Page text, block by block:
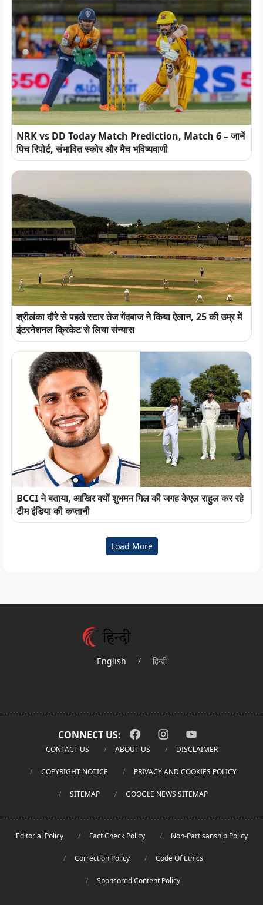
NRK vs DD Today Match Prediction, Match 6 – जानें
पिच रिपोर्ट, संभावित स्कोर और मैच भविष्यवाणी
श्रीलंका दौरे से पहले स्टार तेज गेंदबाज ने किया ऐलान, 25 की उम्र में
इंटरनेशनल क्रिकेट से लिया संन्यास
BCCI ने बताया, आखिर क्यों शुभमन गिल की जगह केएल राहुल कर रहे
टीम इंडिया की कप्तानी
Load More
English / हिन्दी
CONNECT US:
CONTACT US ABOUT US DISCLAIMER
COPYRIGHT NOTICE PRIVACY AND COOKIES POLICY
SITEMAP GOOGLE NEWS SITEMAP
Editorial Policy Fact Check Policy Non-Partisanship Policy
Correction Policy Code Of Ethics
Sponsored Content Policy